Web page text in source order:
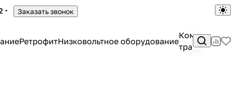
Заказать звонок
РетрофитНизковольтное оборудование